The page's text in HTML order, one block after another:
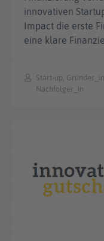
innovativen
Impact die erste
eine klare
Start-up,
Nachfolger_in